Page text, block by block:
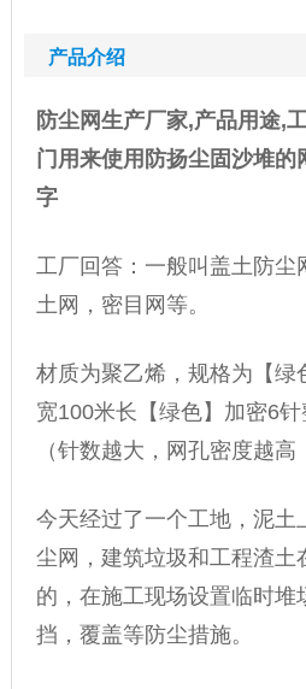
产品介绍
防尘网生产厂家,产品用途,
门用来使用防扬尘固沙堆的
字
工厂回答：一般叫盖土 防尘
土网 ，密目网等。
材质为聚乙烯，规格为【绿
宽100米长【绿色】加密6
（针数越大，网孔密度越高
今天经过了一个工地，泥土
尘网 ，建筑垃圾和工程渣
的，在施工现场设置临时堆
挡，覆盖等防尘措施。